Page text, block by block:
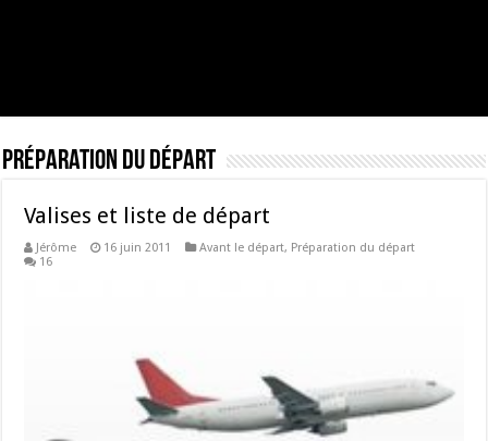
Préparation du départ
Valises et liste de départ
Jérôme 16 juin 2011 Avant le départ, Préparation du départ
16